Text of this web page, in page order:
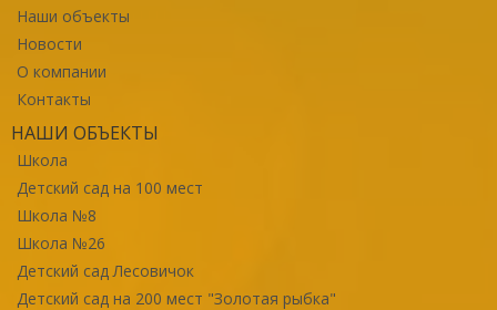
Наши объекты
Новости
О компании
Контакты
НАШИ ОБЪЕКТЫ
Школа
Детский сад на 100 мест
Школа №8
Школа №26
Детский сад Лесовичок
Детский сад на 200 мест "Золотая рыбка"